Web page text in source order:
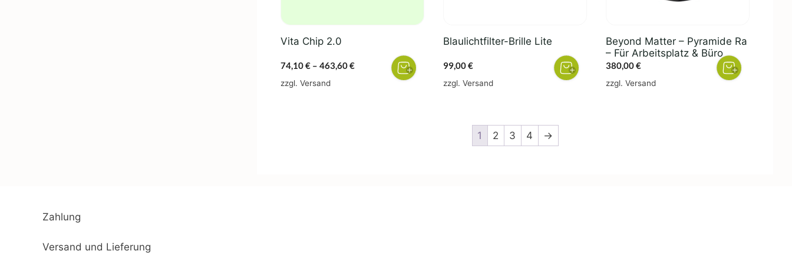
Vita Chip 2.0
74,10€ – 463,60€Preisspanne:
zzgl. Versand
auf
der
Produktseite
gewählt
werden
Blaulichtfilter-Brille Lite
99,00€
zzgl. Versand
Beyond Matter – Pyramide Ra
– Für Arbeitsplatz & Büro
380,00€
zzgl. Versand
1 2 3 4 →
Zahlung
Versand und Lieferung